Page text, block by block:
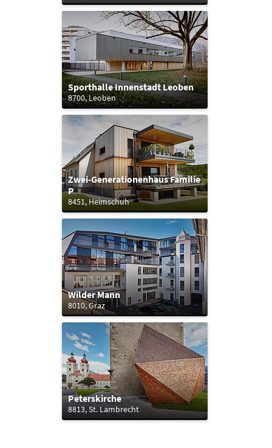
Sporthalle Innenstadt Leoben
8700, Leoben
Zwei-Generationenhaus Familie
P
8451, Heimschuh
Wilder Mann
8010, Graz
Peterskirche
8813, St. Lambrecht